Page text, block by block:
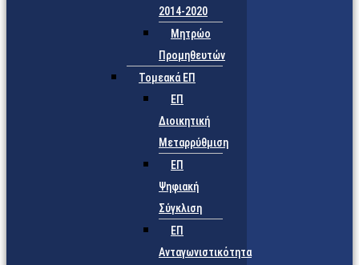
2014-2020
Μητρώο
Προμηθευτών
Τομεακά ΕΠ
ΕΠ
Διοικητική
Μεταρρύθμιση
ΕΠ
Ψηφιακή
Σύγκλιση
ΕΠ
Ανταγωνιστικότητα